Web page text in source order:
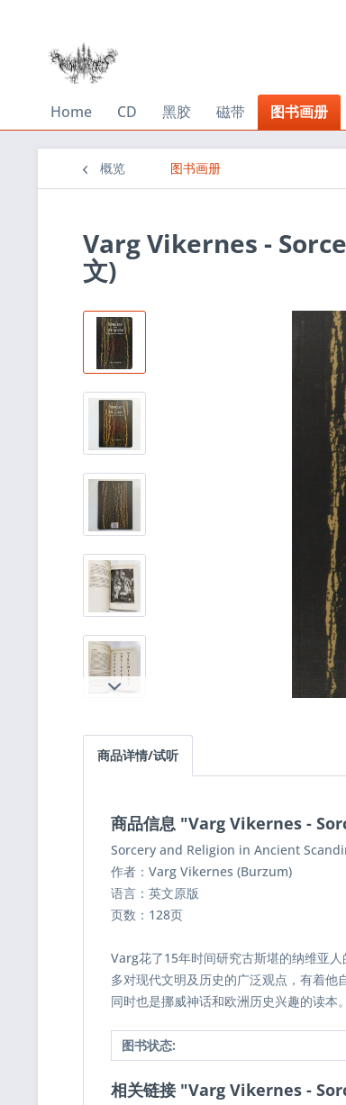
Home CD 黑胶 磁带 图书画册
概览 图书画册
Varg Vikernes -
文)
商品详情/试听
商品信息 "Varg Vikernes -
Sorcery and Religion in Ancient
作者：Varg Vikernes (Burzum)
语言：英文原版
页数：128页
Varg花了15年时间研究古斯堪的纳维亚
多对现代文明及历史的广泛观点，有着
同时也是挪威神话和欧洲历史兴趣的读本。
图书状态:
相关链接 "Varg Vikernes -